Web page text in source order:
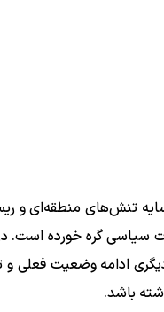
سایه تنش‌های منطقه‌ای و
سیاسی گره خورده
ادامه وضعیت فعلی
باشد.